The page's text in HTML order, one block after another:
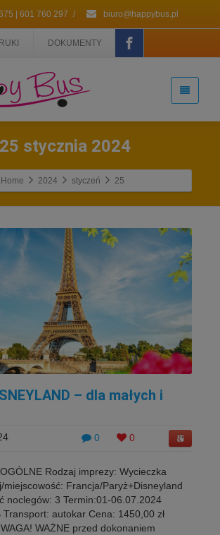
| 601 760 297 / biuro@happybus.pl
DOKUMENTY
stycznia 2024
Home 2024 styczeń 25
– dla małych i
0 0
Rodzaj imprezy: Wycieczka
miejscowość: Francja/Paryż+Disneyland
noclegów: 3 Termin:01-06.07.2024
Transport: autokar Cena: 1450,00 zł
WAŻNE przed dokonaniem